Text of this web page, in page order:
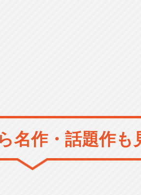
名作・話題作も